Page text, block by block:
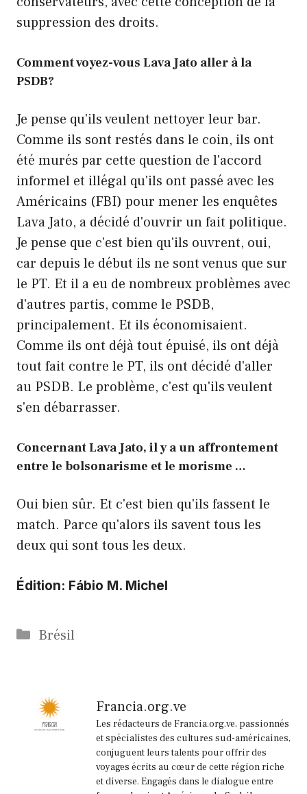
suppression des droits.
Comment voyez-vous Lava Jato aller à la
PSDB?
Je pense qu'ils veulent nettoyer leur bar.
Comme ils sont restés dans le coin, ils ont
été murés par cette question de l'accord
informel et illégal qu'ils ont passé avec les
Américains (FBI) pour mener les enquêtes
Lava Jato, a décidé d'ouvrir un fait politique.
Je pense que c'est bien qu'ils ouvrent, oui,
car depuis le début ils ne sont venus que sur
le PT. Et il a eu de nombreux problèmes avec
d'autres partis, comme le PSDB,
principalement. Et ils économisaient.
Comme ils ont déjà tout épuisé, ils ont déjà
tout fait contre le PT, ils ont décidé d'aller
au PSDB. Le problème, c'est qu'ils veulent
s'en débarrasser.
Concernant Lava Jato, il y a un affrontement
entre le bolsonarisme et le morisme …
Oui bien sûr. Et c'est bien qu'ils fassent le
match. Parce qu'alors ils savent tous les
deux qui sont tous les deux.
Édition: Fábio M. Michel
Catégories
Brésil
Francia.org.ve
Les rédacteurs de Francia.org.ve, passionnés
et spécialistes des cultures sud-américaines,
conjuguent leurs talents pour offrir des
voyages écrits au cœur de cette région riche
et diverse. Engagés dans le dialogue entre